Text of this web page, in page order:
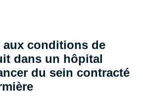
conditions de
dans un hôpital
du sein contracté